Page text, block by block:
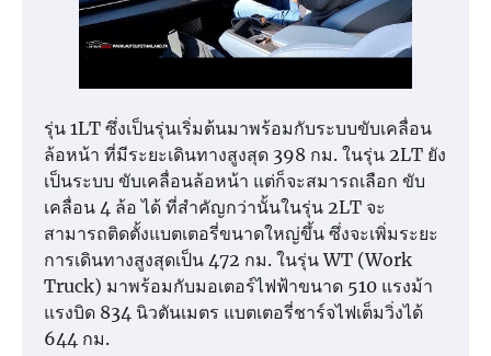
รุ่น 1LT ซึ่งเป็นรุ่นเริ่มต้นมาพร้อมกับระบบขับเคลื่อน
ล้อหน้า ที่มีระยะเดินทางสูงสุด 398 กม. ในรุ่น 2LT ยัง
เป็นระบบ ขับเคลื่อนล้อหน้า แต่ก็จะสมารถเลือก ขับ
เคลื่อน 4 ล้อ ได้ ที่สำคัญกว่านั้นในรุ่น 2LT จะ
สามารถติดตั้งแบตเตอรี่ขนาดใหญ่ขึ้น ซึ่งจะเพิ่มระยะ
การเดินทางสูงสุดเป็น 472 กม. ในรุ่น WT (Work
Truck) มาพร้อมกับมอเตอร์ไฟฟ้าขนาด 510 แรงม้า
แรงบิด 834 นิวตันเมตร แบตเตอรี่ชาร์จไฟเต็มวิ่งได้
644 กม.